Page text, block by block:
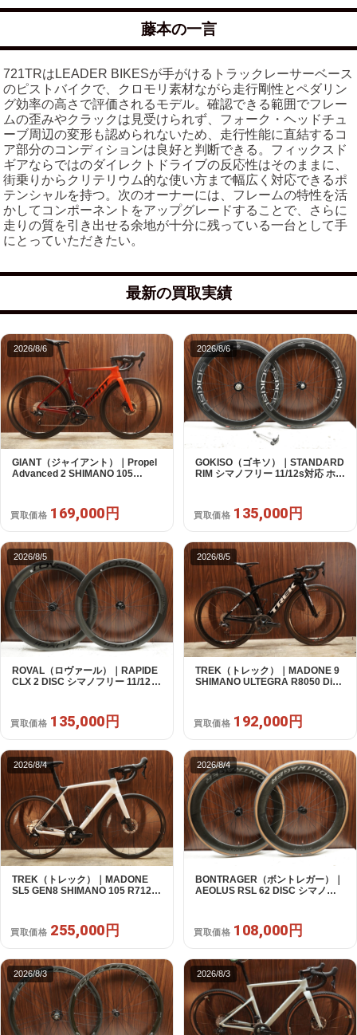
藤本の一言
721TRはLEADER BIKESが手がけるトラックレーサーベース
のピストバイクで、クロモリ素材ながら走行剛性とペダリン
グ効率の高さで評価されるモデル。確認できる範囲でフレー
ムの歪みやクラックは見受けられず、フォーク・ヘッドチュ
ーブ周辺の変形も認められないため、走行性能に直結するコ
ア部分のコンディションは良好と判断できる。フィックスド
ギアならではのダイレクトドライブの反応性はそのままに、
街乗りからクリテリウム的な使い方まで幅広く対応できるポ
テンシャルを持つ。次のオーナーには、フレームの特性を活
かしてコンポーネントをアップグレードすることで、さらに
走りの質を引き出せる余地が十分に残っている一台として手
にとっていただきたい。
最新の買取実績
2026/8/6
GIANT（ジャイアント）｜Propel
Advanced 2 SHIMANO 105
買取価格 169,000円
2026/8/6
GOKISO（ゴキソ）｜STANDARD
RIM シマノフリー 11/12s対応 ホイ
買取価格 135,000円
2026/8/5
ROVAL（ロヴァール）｜RAPIDE
CLX 2 DISC シマノフリー 11/12s
買取価格 135,000円
2026/8/5
TREK（トレック）｜MADONE 9
SHIMANO ULTEGRA R8050 Di2
買取価格 192,000円
2026/8/4
TREK（トレック）｜MADONE
SL5 GEN8 SHIMANO 105 R7120
買取価格 255,000円
2026/8/4
BONTRAGER（ボントレガー）｜
AEOLUS RSL 62 DISC シマノフ
買取価格 108,000円
2026/8/3 2026/8/3